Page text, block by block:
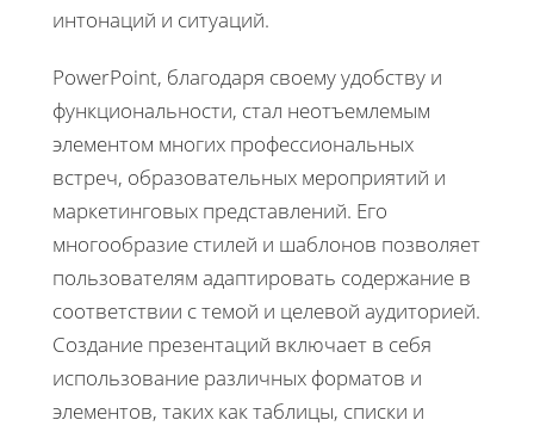
интонаций и ситуаций.
PowerPoint, благодаря своему удобству и
функциональности, стал неотъемлемым
элементом многих профессиональных
встреч, образовательных мероприятий и
маркетинговых представлений. Его
многообразие стилей и шаблонов позволяет
пользователям адаптировать содержание в
соответствии с темой и целевой аудиторией.
Создание презентаций включает в себя
использование различных форматов и
элементов, таких как таблицы, списки и